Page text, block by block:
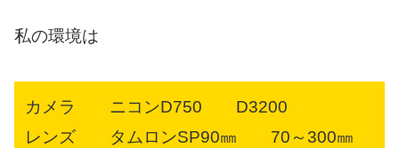
私の環境は
カメラ ニコンD750 D3200
レンズ タムロンSP90㎜ 70～300㎜